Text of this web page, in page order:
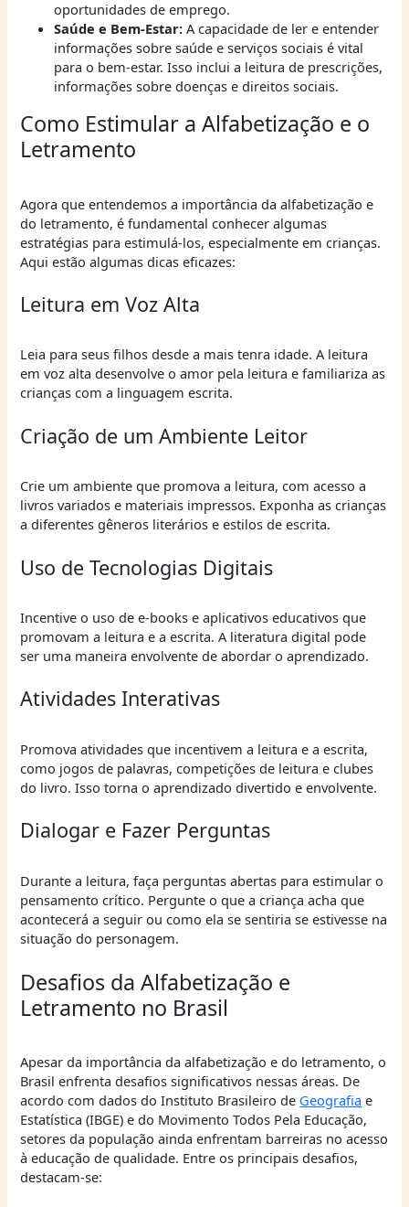
oportunidades de emprego.
Saúde e Bem-Estar:A capacidade de ler e entender
informações sobre saúde e serviços sociais é vital
para o bem-estar. Isso inclui a leitura de prescrições,
informações sobre doenças e direitos sociais.
Como Estimular a Alfabetização e o
Letramento
Agora que entendemos a importância da alfabetização e
do letramento, é fundamental conhecer algumas
estratégias para estimulá-los, especialmente em crianças.
Aqui estão algumas dicas eficazes:
Leitura em Voz Alta
Leia para seus filhos desde a mais tenra idade. A leitura
em voz alta desenvolve o amor pela leitura e familiariza as
crianças com a linguagem escrita.
Criação de um Ambiente Leitor
Crie um ambiente que promova a leitura, com acesso a
livros variados e materiais impressos. Exponha as crianças
a diferentes gêneros literários e estilos de escrita.
Uso de Tecnologias Digitais
Incentive o uso de e-books e aplicativos educativos que
promovam a leitura e a escrita. A literatura digital pode
ser uma maneira envolvente de abordar o aprendizado.
Atividades Interativas
Promova atividades que incentivem a leitura e a escrita,
como jogos de palavras, competições de leitura e clubes
do livro. Isso torna o aprendizado divertido e envolvente.
Dialogar e Fazer Perguntas
Durante a leitura, faça perguntas abertas para estimular o
pensamento crítico. Pergunte o que a criança acha que
acontecerá a seguir ou como ela se sentiria se estivesse na
situação do personagem.
Desafios da Alfabetização e
Letramento no Brasil
Apesar da importância da alfabetização e do letramento, o
Brasil enfrenta desafios significativos nessas áreas. De
acordo com dados do Instituto Brasileiro de Geografia e
Estatística (IBGE) e do Movimento Todos Pela Educação,
setores da população ainda enfrentam barreiras no acesso
à educação de qualidade. Entre os principais desafios,
destacam-se: